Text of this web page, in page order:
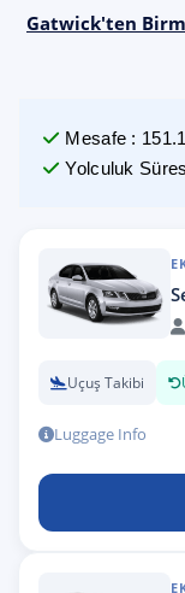
Gatwick'ten
Mesafe :
Yolculuk
Uçuş Takibi
Luggage Info